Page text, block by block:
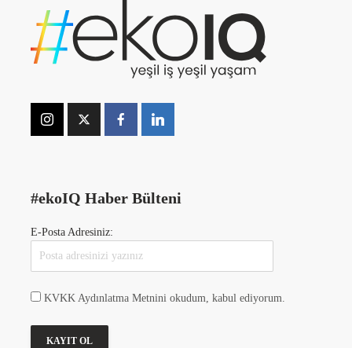
#ekoIQ Haber Bülteni
E-Posta Adresiniz:
KVKK Aydınlatma Metnini okudum, kabul ediyorum.